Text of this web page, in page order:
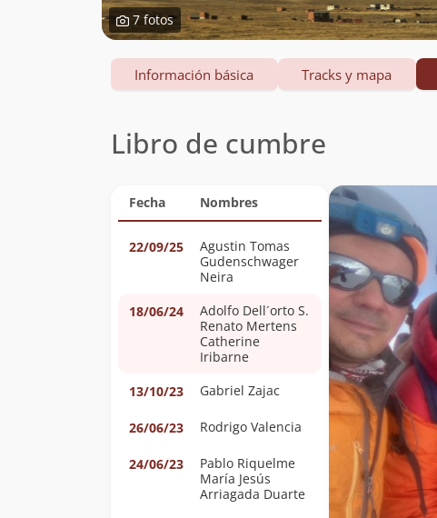
7 fotos
Información básica Tracks y mapa
Libro de cumbre
Fecha Nombres
22/09/25
Agustin Tomas
Gudenschwager
Neira
18/06/24
Adolfo Dell´orto S.
Renato Mertens
Catherine
Iribarne
13/10/23
Gabriel Zajac
26/06/23 Rodrigo Valencia
24/06/23
Pablo Riquelme
María Jesús
Arriagada Duarte